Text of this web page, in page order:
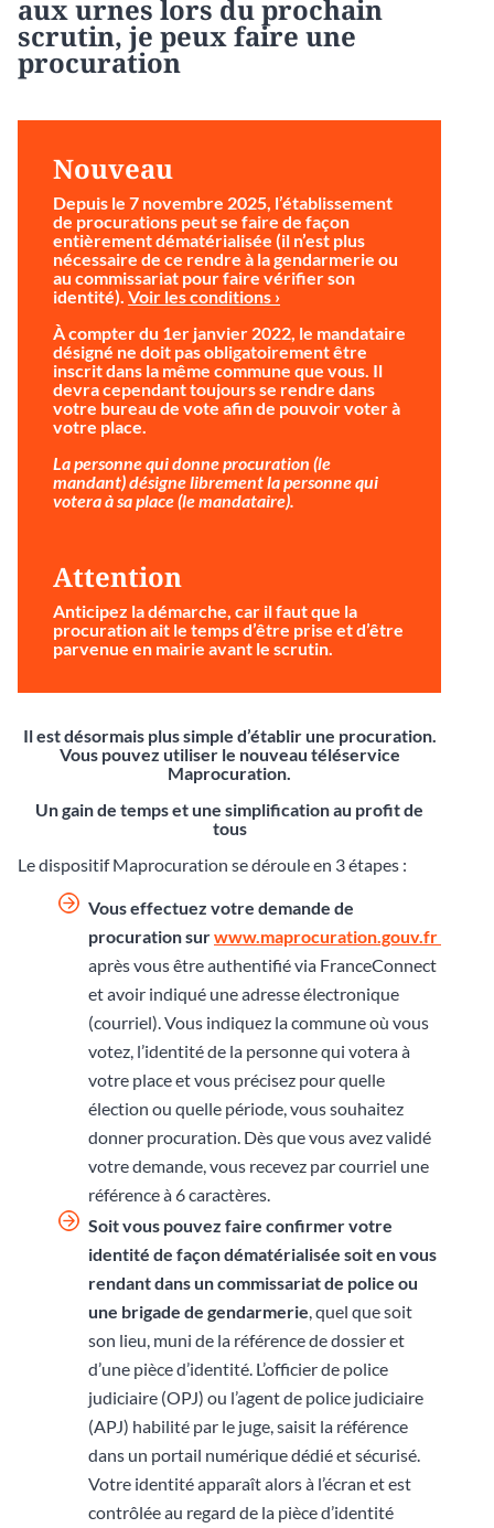
aux urnes lors du prochain
scrutin, je peux faire une
procuration
Nouveau
Depuis le 7 novembre 2025, l’établissement
de procurations peut se faire de façon
entièrement dématérialisée (il n’est plus
nécessaire de ce rendre à la gendarmerie ou
au commissariat pour faire vérifier son
identité). Voir les conditions ›
À compter du 1er janvier 2022, le mandataire
désigné ne doit pas obligatoirement être
inscrit dans la même commune que vous. Il
devra cependant toujours se rendre dans
votre bureau de vote afin de pouvoir voter à
votre place.
La personne qui donne procuration (le
mandant) désigne librement la personne qui
votera à sa place (le mandataire).
Attention
Anticipez la démarche , car il faut que la
procuration ait le temps d’être prise et d’être
parvenue en mairie avant le scrutin.
Il est désormais plus simple d’établir une procuration.
Vous pouvez utiliser le nouveau téléservice
Maprocuration.
Un gain de temps et une simplification au profit de
tous
Le dispositif Maprocuration se déroule en 3 étapes :
Vous effectuez votre demande de
procuration surwww.maprocuration.gouv.fr
après vous être authentifié via FranceConnect
et avoir indiqué une adresse électronique
(courriel). Vous indiquez la commune où vous
votez, l’identité de la personne qui votera à
votre place et vous précisez pour quelle
élection ou quelle période, vous souhaitez
donner procuration. Dès que vous avez validé
votre demande, vous recevez par courriel une
référence à 6 caractères.
Soit vous pouvez faire confirmer votre
identité de façon dématérialisée soit en vous
rendantdans un commissariat de police ou
une brigade de gendarmerie , quel que soit
son lieu, muni de la référence de dossier et
d’une pièce d’identité. L’officier de police
judiciaire (OPJ) ou l’agent de police judiciaire
(APJ) habilité par le juge, saisit la référence
dans un portail numérique dédié et sécurisé.
Votre identité apparaît alors à l’écran et est
contrôlée au regard de la pièce d’identité